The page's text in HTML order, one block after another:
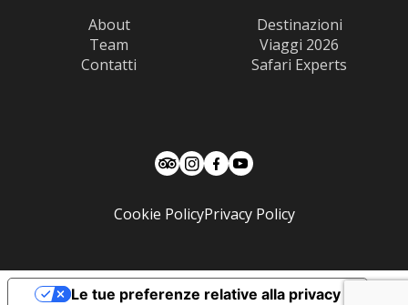
About
Team
Contatti
Destinazioni
Viaggi 2026
Safari Experts
Cookie PolicyPrivacy Policy
Le tue preferenze relative alla privacy